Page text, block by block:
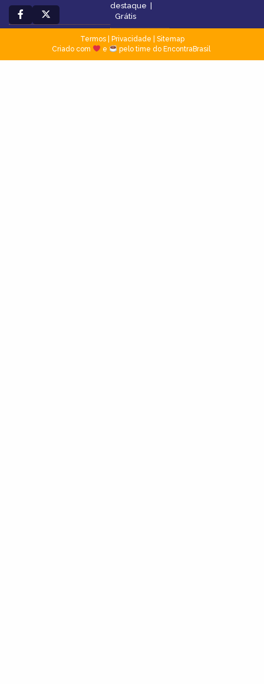
destaque
Grátis
Termos| Privacidade
Sitemap
Criado com
e pelo time do EncontraBrasil